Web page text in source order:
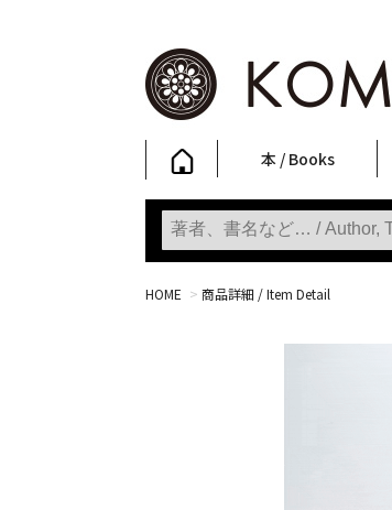
本 / Books
写真集
Photobooks
ファッション
Fashion
アート / 美術
Art
文学・人文
Literature & Humanities
日本文化
Japanese Culture
新刊
New Books
SALE
SALE
HOME > 商品詳細 / Item Detail